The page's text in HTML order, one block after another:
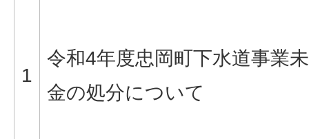
1
令和4年度忠岡町下水道事業
金の処分について